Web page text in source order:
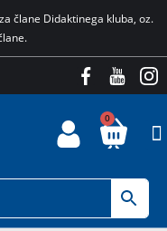
za člane Didaktinega kluba, oz.
0